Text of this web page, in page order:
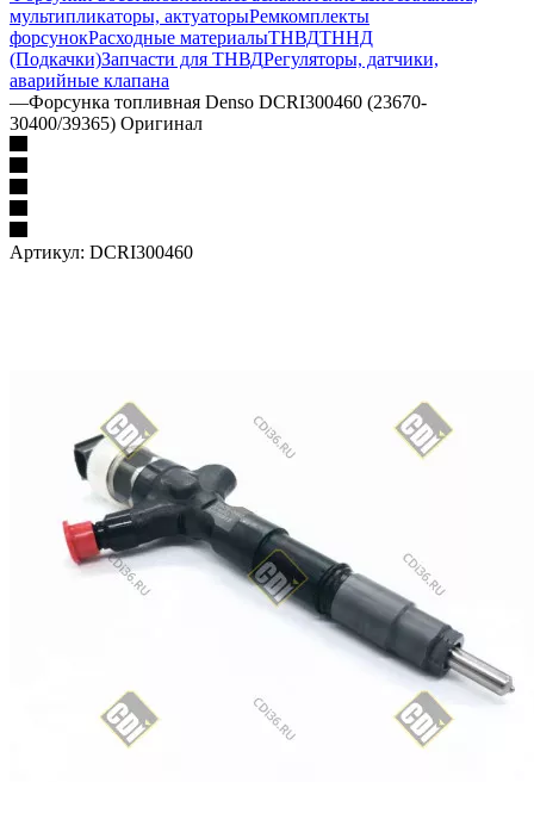
мультипликаторы, актуаторыРемкомплекты
форсунокРасходные материалыТНВДТННД
(Подкачки)Запчасти для ТНВДРегуляторы, датчики,
аварийные клапана
—Форсунка топливная Denso DCRI300460 (23670-
30400/39365) Оригинал
Артикул: DCRI300460